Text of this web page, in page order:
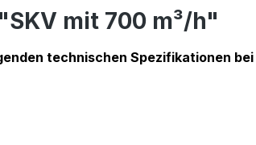
mit 700 m³/h"
technischen Spezifikationen bei